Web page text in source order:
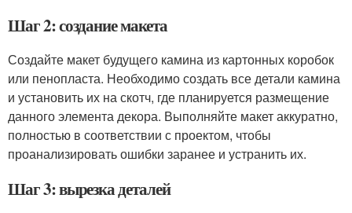
Шаг 2: создание макета
Создайте макет будущего камина из картонных коробок
или пенопласта. Необходимо создать все детали камина
и установить их на скотч, где планируется размещение
данного элемента декора. Выполняйте макет аккуратно,
полностью в соответствии с проектом, чтобы
проанализировать ошибки заранее и устранить их.
Шаг 3: вырезка деталей